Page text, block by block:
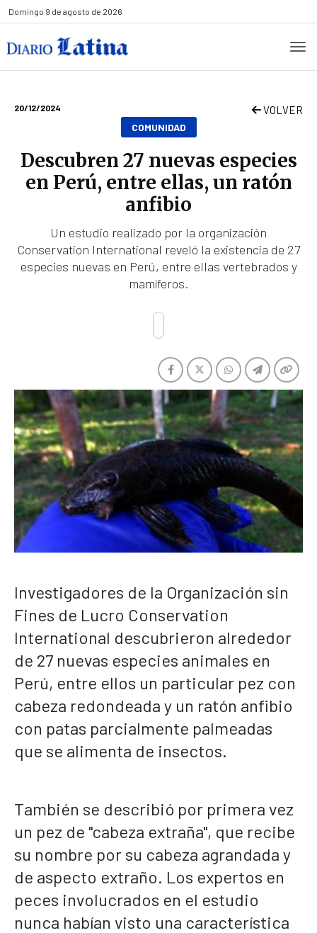
Domingo 9 de agosto de 2026
20/12/2024 VOLVER
COMUNIDAD
Descubren 27 nuevas especies
en Perú, entre ellas, un ratón
anfibio
Un estudio realizado por la organización
Conservation International reveló la existencia de 27
especies nuevas en Perú, entre ellas vertebrados y
mamíferos.
Investigadores de la Organización sin
Fines de Lucro Conservation
International descubrieron alrededor
de 27 nuevas especies animales en
Perú, entre ellos un particular pez con
cabeza redondeada y un ratón anfibio
con patas parcialmente palmeadas
que se alimenta de insectos.
También se describió por primera vez
un pez de "cabeza extraña", que recibe
su nombre por su cabeza agrandada y
de aspecto extraño. Los expertos en
peces involucrados en el estudio
nunca habían visto una característica